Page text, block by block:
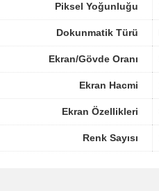
Piksel Yoğunluğu
Dokunmatik Türü
Ekran/Gövde Oranı
Ekran Hacmi
Ekran Özellikleri
Renk Sayısı